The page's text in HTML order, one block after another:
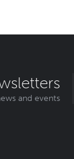
and events